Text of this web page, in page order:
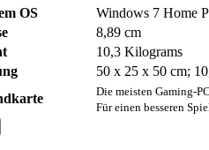
OS
‎Windows 7 Home
8,89 cm
‎10,3 Kilograms
‎50 x 25 x 50 cm;
Die meisten Gaming-
Für einen besseren